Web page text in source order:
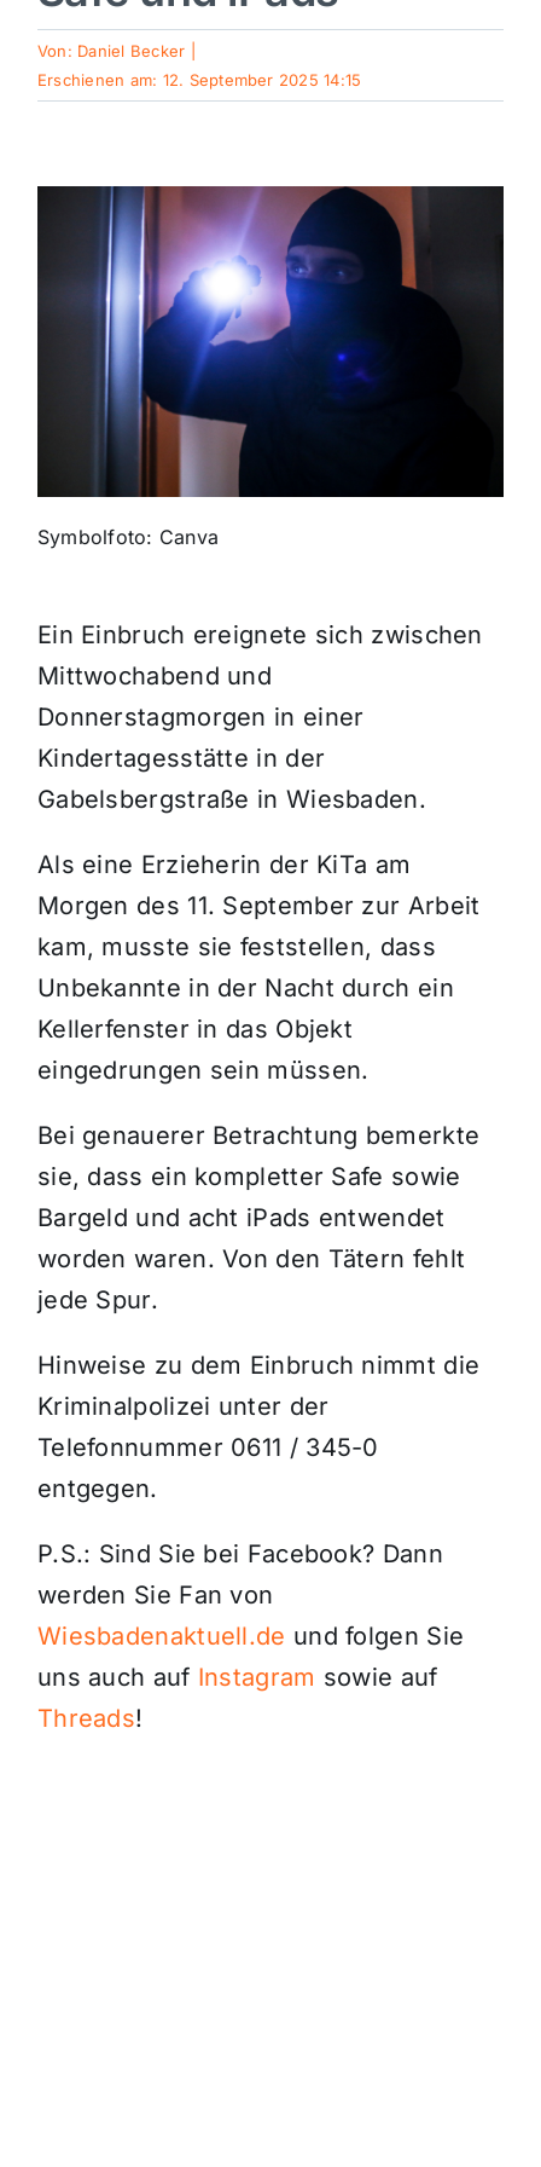
Sport
Panorama
Mein Stadtteil
Verkehrsmeldungen
Gewinnspiele
Von: Daniel Becker
Erschienen am: 12. September 2025 14:15
Symbolfoto: Canva
Ein Einbruch ereignete sich zwischen
Mittwochabend und
Donnerstagmorgen in einer
Kindertagesstätte in der
Gabelsbergstraße in Wiesbaden.
Als eine Erzieherin der KiTa am
Morgen des 11. September zur Arbeit
kam, musste sie feststellen, dass
Unbekannte in der Nacht durch ein
Kellerfenster in das Objekt
eingedrungen sein müssen.
Bei genauerer Betrachtung bemerkte
sie, dass ein kompletter Safe sowie
Bargeld und acht iPads entwendet
worden waren. Von den Tätern fehlt
jede Spur.
Hinweise zu dem Einbruch nimmt die
Kriminalpolizei unter der
Telefonnummer 0611 / 345-0
entgegen.
P.S.: Sind Sie bei Facebook? Dann
werden Sie Fan von
Wiesbadenaktuell.de und folgen Sie
uns auch auf Instagram sowie auf
Threads!